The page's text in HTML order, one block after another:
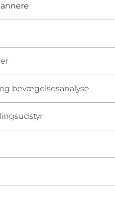
bevægelsesanalyse